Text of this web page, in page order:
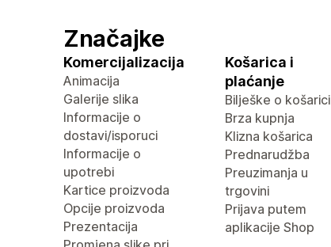
Značajke
Komercijalizacija
Animacija
Galerije slika
Informacije o
dostavi/isporuci
Informacije o
upotrebi
Kartice proizvoda
Opcije proizvoda
Prezentacija
Košarica i
plaćanje
Bilješke o košarici
Brza kupnja
Klizna košarica
Prednarudžba
Preuzimanja u
trgovini
Prijava putem
aplikacije Shop